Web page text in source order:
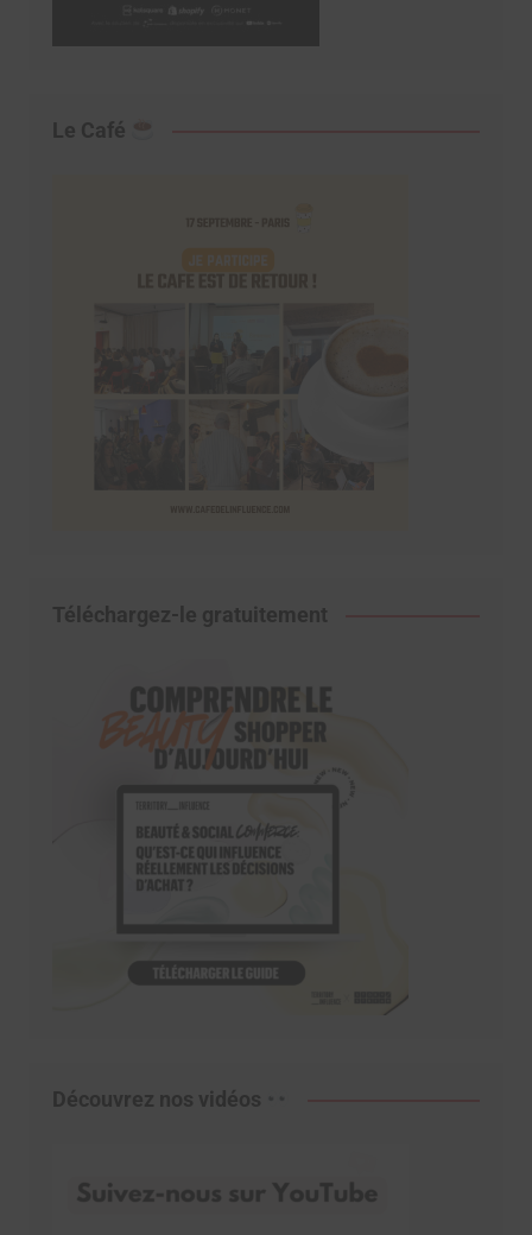
Le Café
Téléchargez-le gratuitement
Découvrez nos vidéos